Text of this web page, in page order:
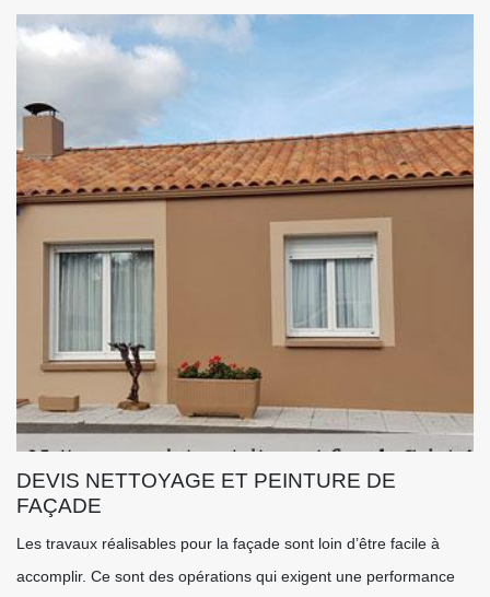
DEVIS NETTOYAGE ET PEINTURE DE
FAÇADE
Les travaux réalisables pour la façade sont loin d’être facile à
accomplir. Ce sont des opérations qui exigent une performance